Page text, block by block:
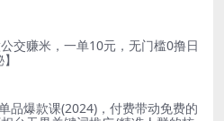
交赚米，一单10元，无门槛0撸日
品爆款课(2024)，付费带动免费的